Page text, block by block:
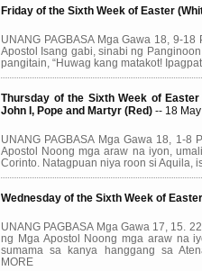
Friday of the Sixth Week of Easter
UNANG PAGBASA Mga Gawa 18, 9-
Apostol Isang gabi, sinabi ng
pangitain, “Huwag kang matakot!
Thursday of the Sixth Week of
John I, Pope and Martyr (Red) -- 18
UNANG PAGBASA Mga Gawa 18, 1-8
Apostol Noong mga araw na iyon,
Corinto. Natagpuan niya roon si Aquila,
Wednesday of the Sixth Week of
UNANG PAGBASA Mga Gawa 17, 15.
ng Mga Apostol Noong mga araw na
sumama sa kanya hanggang sa
MORE